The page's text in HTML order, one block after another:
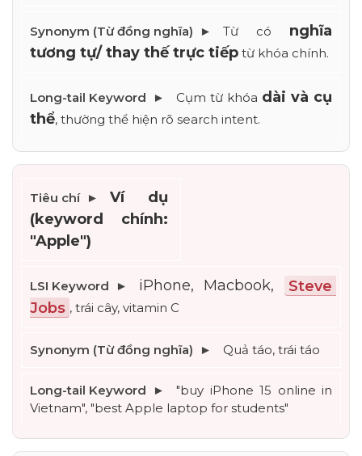
Từ có nghĩa
tương tự/ thay thế trực tiếp từ khóa chính.
Cụm từ khóa dài và cụ
thể, thường thể hiện rõ search intent.
Ví dụ
(keyword chính:
"Apple")
iPhone, Macbook,
Steve
Jobs , trái cây, vitamin C
Quả táo, trái táo
"buy iPhone 15 online in
Vietnam", "best Apple laptop for students"